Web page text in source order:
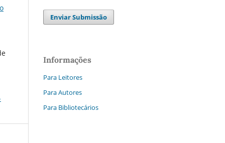
Enviar Submissão
Informações
Para Leitores
Para Autores
Para Bibliotecários